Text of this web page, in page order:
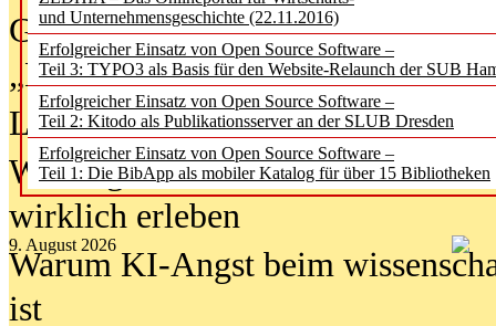
und Unternehmensgeschichte (22.11.2016)
Erfolgreicher Einsatz von Open Source Software –
Teil 3: TYPO3 als Basis für den Website-Relaunch der SUB
Erfolgreicher Einsatz von Open Source Software –
Teil 2: Kitodo als Publikationsserver an der SLUB Dresden
Erfolgreicher Einsatz von Open Source Software –
Teil 1: Die BibApp als mobiler Katalog für über 15 Bibliotheken
9. August 2026
Geisterjagd-Ausrüstung in der
„Library of Things“ unterwegs
Lesen als Infrastrukturaufgabe
Wie Jugendliche Social Media
wirklich erleben
Warum KI-Angst beim
ist